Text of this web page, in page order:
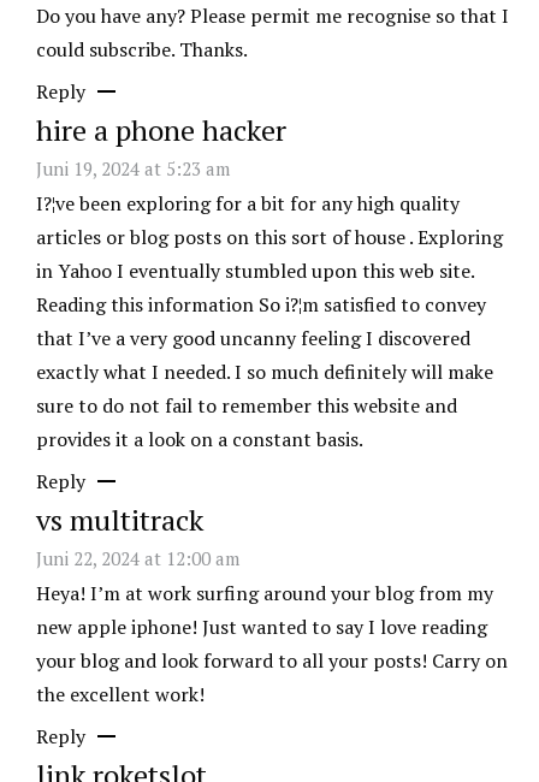
Do you have any? Please permit me recognise so that I
could subscribe. Thanks.
Reply
hire a phone hacker
Juni 19, 2024 at 5:23 am
I?¦ve been exploring for a bit for any high quality
articles or blog posts on this sort of house . Exploring
in Yahoo I eventually stumbled upon this web site.
Reading this information So i?¦m satisfied to convey
that I’ve a very good uncanny feeling I discovered
exactly what I needed. I so much definitely will make
sure to do not fail to remember this website and
provides it a look on a constant basis.
Reply
vs multitrack
Juni 22, 2024 at 12:00 am
Heya! I’m at work surfing around your blog from my
new apple iphone! Just wanted to say I love reading
your blog and look forward to all your posts! Carry on
the excellent work!
Reply